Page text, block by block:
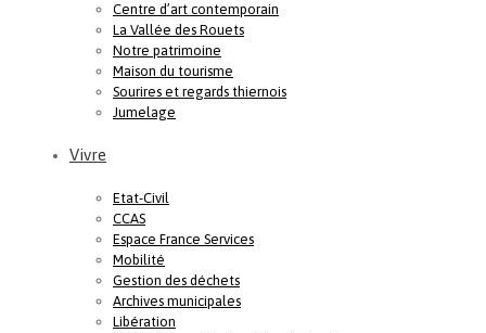
Centre d’art contemporain
La Vallée des Rouets
Notre patrimoine
Maison du tourisme
Sourires et regards thiernois
Jumelage
Vivre
Etat-Civil
CCAS
Espace France Services
Mobilité
Gestion des déchets
Archives municipales
Libération